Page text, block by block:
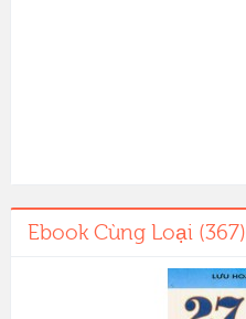
Ebook Cùng Loại (367)